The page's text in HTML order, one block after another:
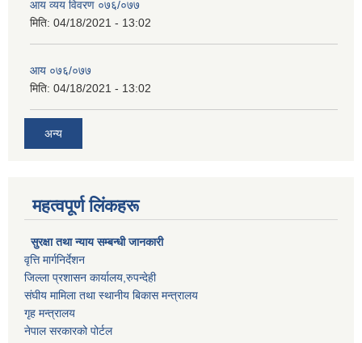
आय व्यय विवरण ०७६/०७७
मिति: 04/18/2021 - 13:02
आय ०७६/०७७
मिति: 04/18/2021 - 13:02
अन्य
महत्वपूर्ण लिंकहरू
सुरक्षा तथा न्याय सम्बन्धी जानकारी
वृत्ति मार्गनिर्देशन
जिल्ला प्रशासन कार्यालय,रुपन्देही
संघीय मामिला तथा स्थानीय बिकास मन्त्रालय
गृह मन्त्रालय
नेपाल सरकारको पोर्टल